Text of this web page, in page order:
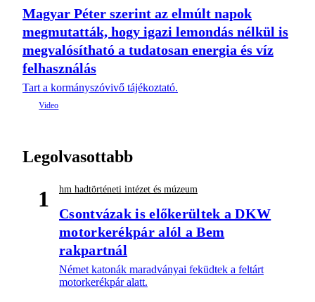
Magyar Péter szerint az elmúlt napok
megmutatták, hogy igazi lemondás nélkül is
megvalósítható a tudatosan energia és víz
felhasználás
Tart a kormányszóvivő tájékoztató.
Legolvasottabb
1 hm hadtörténeti intézet és múzeum
Csontvázak is előkerültek a DKW
motorkerékpár alól a Bem
rakpartnál
Német katonák maradványai feküdtek a feltárt
motorkerékpár alatt.